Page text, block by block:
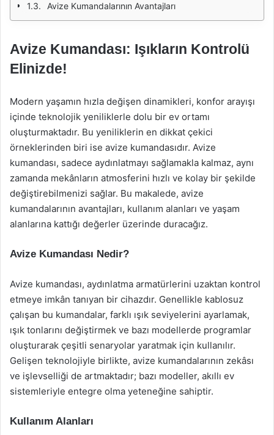
Avize Kumandalarının Avantajları
Avize Kumandası: Işıkların Kontrolü
Elinizde!
Modern yaşamın hızla değişen dinamikleri, konfor arayışı
içinde teknolojik yeniliklerle dolu bir ev ortamı
oluşturmaktadır. Bu yeniliklerin en dikkat çekici
örneklerinden biri ise avize kumandasıdır. Avize
kumandası, sadece aydınlatmayı sağlamakla kalmaz, aynı
zamanda mekânların atmosferini hızlı ve kolay bir şekilde
değiştirebilmenizi sağlar. Bu makalede, avize
kumandalarının avantajları, kullanım alanları ve yaşam
alanlarına kattığı değerler üzerinde duracağız.
Avize Kumandası Nedir?
Avize kumandası, aydınlatma armatürlerini uzaktan kontrol
etmeye imkân tanıyan bir cihazdır. Genellikle kablosuz
çalışan bu kumandalar, farklı ışık seviyelerini ayarlamak,
ışık tonlarını değiştirmek ve bazı modellerde programlar
oluşturarak çeşitli senaryolar yaratmak için kullanılır.
Gelişen teknolojiyle birlikte, avize kumandalarının zekâsı
ve işlevselliği de artmaktadır; bazı modeller, akıllı ev
sistemleriyle entegre olma yeteneğine sahiptir.
Kullanım Alanları